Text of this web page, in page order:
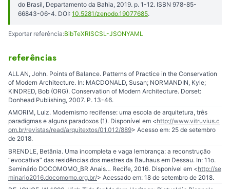
do Brasil, Departamento da Bahia, 2019. p. 1-12. ISBN 978-85-
66843-06-4. DOI: 10.5281/zenodo.19077685.
Exportar referência:BibTeXRISCSL-JSONYAML
referências
ALLAN, John. Points of Balance. Patterns of Practice in the Conservation
of Modern Architecture. In: MACDONALD, Susan; NORMANDIN, Kyle;
KINDRED, Bob (ORG). Conservation of Modern Architecture. Dorset:
Donhead Publishing, 2007. P. 13-46.
AMORIM, Luiz. Modernismo recifense: uma escola de arquitetura, três
paradigmas e alguns paradoxos (1). Disponível em <http://www.vitruvius.c
om.br/revistas/read/arquitextos/01.012/889> Acesso em: 25 de setembro
de 2018.
BRENDLE, Betânia. Uma incompleta e vaga lembrança: a reconstrução
“evocativa” das residências dos mestres da Bauhaus em Dessau. In: 11o.
Seminário DOCOMOMO_BR Anais… Recife, 2016. Disponível em <http://se
minario2016.docomomo.org.br/> Acessado em: 18 de setembro de 2018.